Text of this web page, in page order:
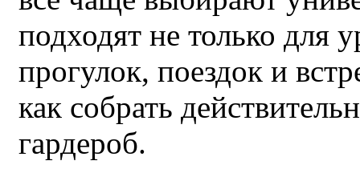
подходят не только для
прогулок, поездок и
как собрать
гардероб.